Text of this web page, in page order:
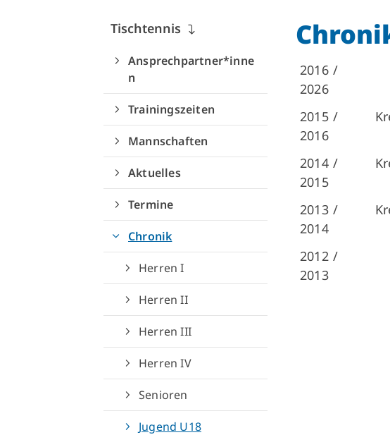
2016 /
2026
2015 /
2016
2014 /
2015
2013 /
2014
2012 /
2013
Tischtennis
Ansprechpartner*inne
n
Trainingszeiten
Mannschaften
Aktuelles
Termine
Chronik
Herren I
Herren II
Herren III
Herren IV
Senioren
Jugend U18
Quicklinks
Sportangebote finden
Unser Sportangebot
Sportsuche
Deutsches Sportabzeichen